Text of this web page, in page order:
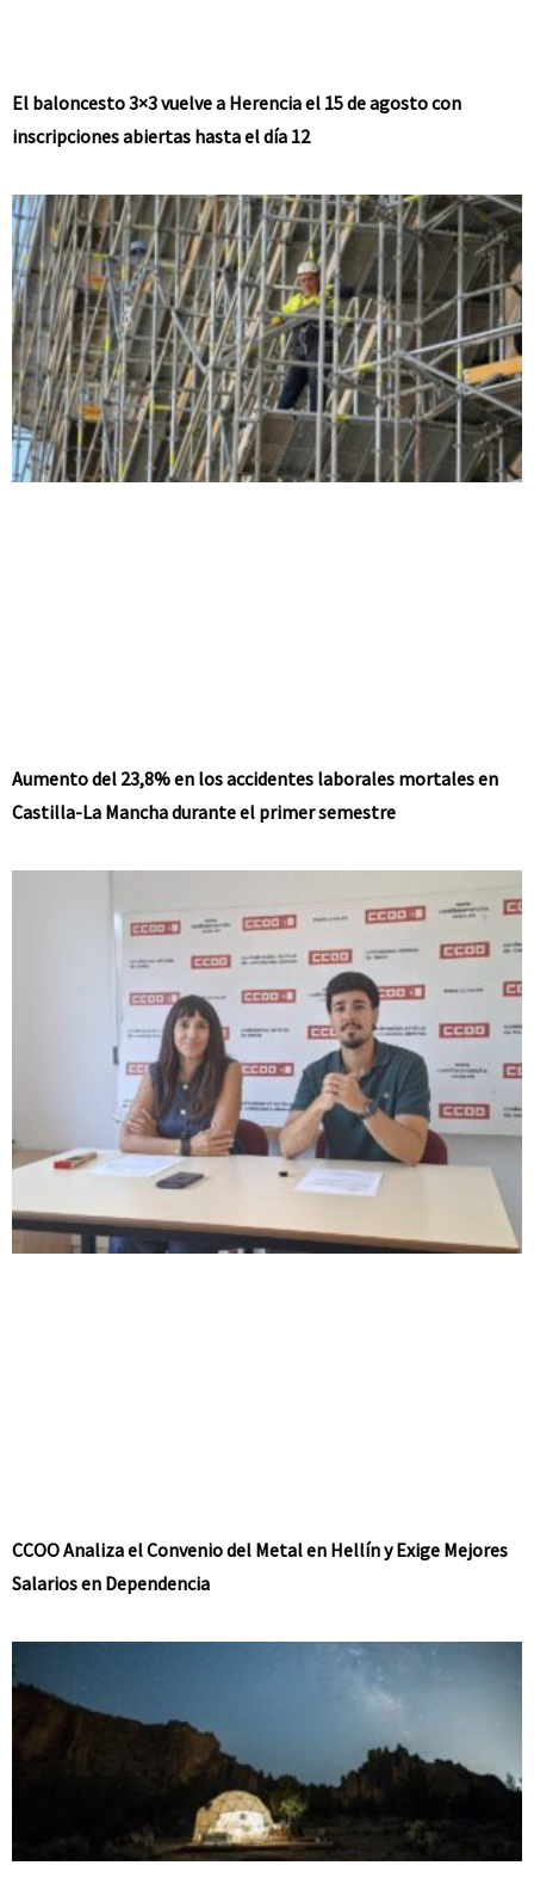
El baloncesto 3×3 vuelve a Herencia el 15 de agosto con
inscripciones abiertas hasta el día 12
Aumento del 23,8% en los accidentes laborales mortales en
Castilla-La Mancha durante el primer semestre
CCOO Analiza el Convenio del Metal en Hellín y Exige Mejores
Salarios en Dependencia